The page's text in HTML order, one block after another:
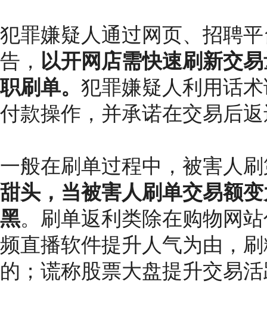
犯罪嫌疑人通过网页、招聘
告， 以开网店需快速刷新交
职刷单。 犯罪嫌疑人利用话
付款操作，并承诺在交易后
一般在刷单过程中，被害人
甜头，当被害人刷单交易额
黑。刷单返利类除在购物网
频直播软件提升人气为由，
的；谎称股票大盘提升交易